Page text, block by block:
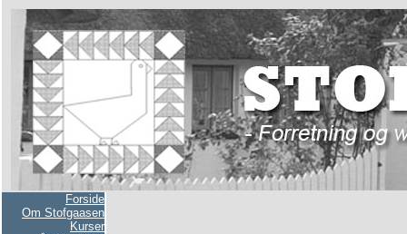
Forside
Om Stofgaasen
Kurser